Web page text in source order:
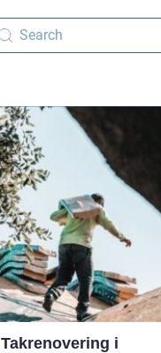
Takrenovering i